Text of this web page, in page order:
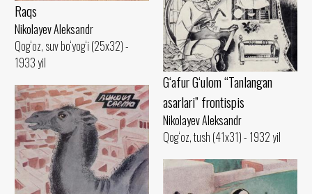
Raqs
Nikolayev Aleksandr
Qog‘oz, suv bo‘yog‘i (25x32) -
1933 yil
G‘afur G‘ulom “Tanlangan
asarlari” frontispis
Nikolayev Aleksandr
Qog‘oz, tush (41x31) - 1932 yil